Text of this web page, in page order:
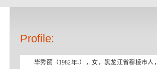
Profile:
毕秀丽（1982年-），女，黑龙江省穆棱市人，